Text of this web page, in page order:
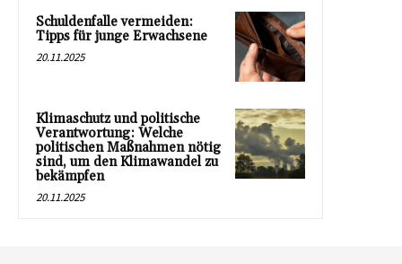
Schuldenfalle vermeiden:
Tipps für junge Erwachsene
20.11.2025
Klimaschutz und politische
Verantwortung: Welche
politischen Maßnahmen nötig
sind, um den Klimawandel zu
bekämpfen
20.11.2025